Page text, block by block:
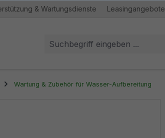
& Wartungsdienste Leasingangebote
Wartung & Zubehör für Wasser-Aufbereitung